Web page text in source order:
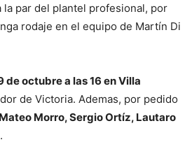
la par del plantel profesional, por
rodaje en el equipo de Martín Di
de octubre a las 16 en Villa
de Victoria. Ademas, por pedido
Mateo Morro, Sergio Ortíz, Lautaro
.